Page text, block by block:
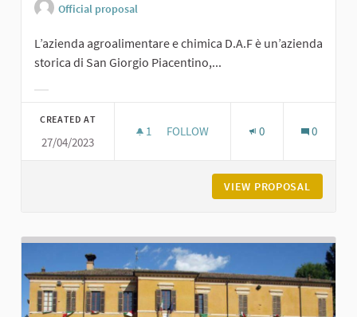
Official proposal
L’azienda agroalimentare e chimica D.A.F è un’azienda
storica di San Giorgio Piacentino,...
CREATED AT
27/04/2023
1 1 FOLLOWER
FOLLOW 0 0
VIEW PROPOSAL